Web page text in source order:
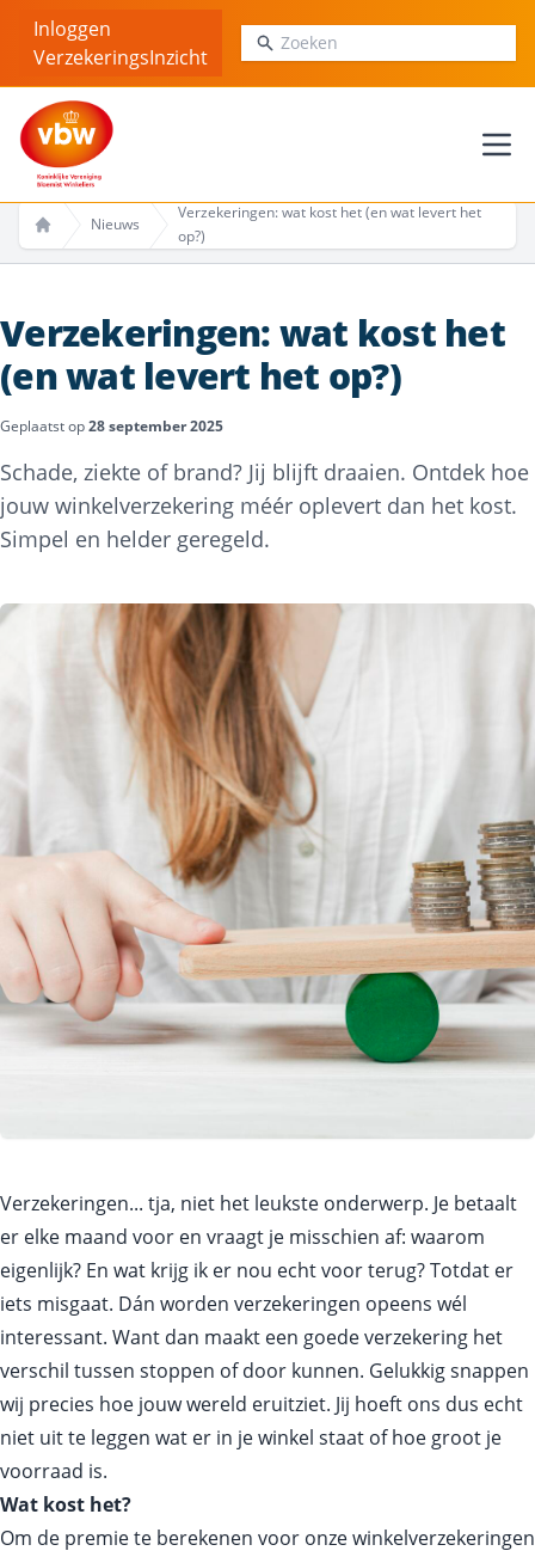
Inloggen
VerzekeringsInzicht
Zoeken
Home
Nieuws
Verzekeringen: wat kost het (en wat levert het
op?)
Verzekeringen: wat kost het
(en wat levert het op?)
Geplaatst op28 september 2025
Schade, ziekte of brand? Jij blijft draaien. Ontdek hoe
jouw winkelverzekering méér oplevert dan het kost.
Simpel en helder geregeld.
Verzekeringen... tja, niet het leukste onderwerp. Je betaalt
er elke maand voor en vraagt je misschien af: waarom
eigenlijk? En wat krijg ik er nou echt voor terug? Totdat er
iets misgaat. Dán worden verzekeringen opeens wél
interessant. Want dan maakt een goede verzekering het
verschil tussen stoppen of door kunnen. Gelukkig snappen
wij precies hoe jouw wereld eruitziet. Jij hoeft ons dus echt
niet uit te leggen wat er in je winkel staat of hoe groot je
voorraad is.
Wat kost het?
Om de premie te berekenen voor onze winkelverzekeringen